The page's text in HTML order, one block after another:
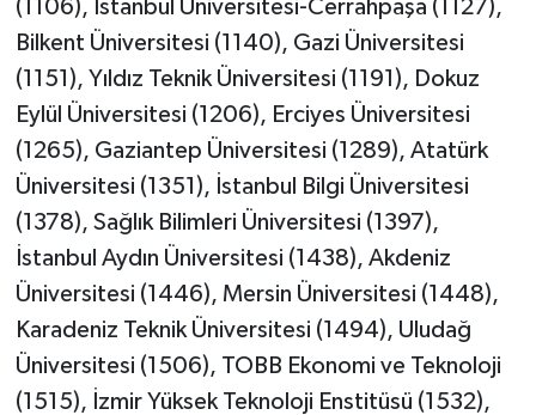
(1106), İstanbul Üniversitesi-Cerrahpaşa (1127),
Bilkent Üniversitesi (1140), Gazi Üniversitesi
(1151), Yıldız Teknik Üniversitesi (1191), Dokuz
Eylül Üniversitesi (1206), Erciyes Üniversitesi
(1265), Gaziantep Üniversitesi (1289), Atatürk
Üniversitesi (1351), İstanbul Bilgi Üniversitesi
(1378), Sağlık Bilimleri Üniversitesi (1397),
İstanbul Aydın Üniversitesi (1438), Akdeniz
Üniversitesi (1446), Mersin Üniversitesi (1448),
Karadeniz Teknik Üniversitesi (1494), Uludağ
Üniversitesi (1506), TOBB Ekonomi ve Teknoloji
(1515), İzmir Yüksek Teknoloji Enstitüsü (1532),